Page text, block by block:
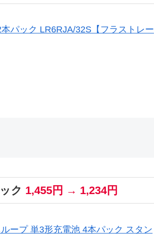
パック LR6RJA/32S【フラストレー
ク 1,455円 → 1,234円
ープ 単3形充電池 4本パック スタン